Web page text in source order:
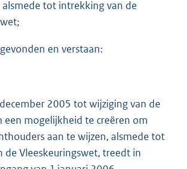
tot intrekking van de
en verstaan:
2005 tot wijziging van de
een mogelijkheid te creëren om
aan te wijzen, alsmede tot
de Vleeskeuringswet, treedt in